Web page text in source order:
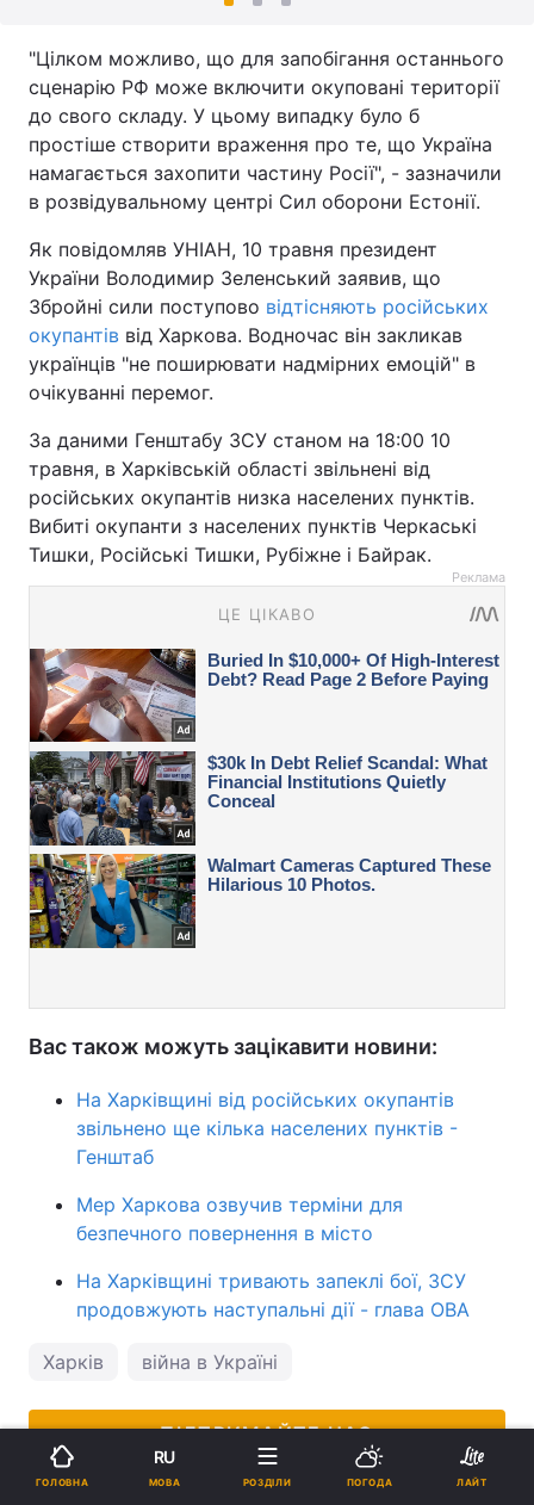
"Цілком можливо, що для запобігання останнього
сценарію РФ може включити окуповані території
до свого складу. У цьому випадку було б
простіше створити враження про те, що Україна
намагається захопити частину Росії", - зазначили
в розвідувальному центрі Сил оборони Естонії.
Як повідомляв УНІАН, 10 травня президент
України Володимир Зеленський заявив, що
Збройні сили поступово відтісняють російських
окупантів від Харкова. Водночас він закликав
українців "не поширювати надмірних емоцій" в
очікуванні перемог.
За даними Генштабу ЗСУ станом на 18:00 10
травня, в Харківській області звільнені від
російських окупантів низка населених пунктів.
Вибиті окупанти з населених пунктів Черкаські
Тишки, Російські Тишки, Рубіжне і Байрак.
Реклама
Вас також можуть зацікавити новини:
На Харківщині від російських окупантів
звільнено ще кілька населених пунктів -
Генштаб
Мер Харкова озвучив терміни для
безпечного повернення в місто
На Харківщині тривають запеклі бої, ЗСУ
продовжують наступальні дії - глава ОВА
Харків війна в Україні
ПІДТРИМАЙТЕ НАС
ГОЛОВНА
RU
МОВА РОЗДІЛИ ПОГОДА ЛАЙТ